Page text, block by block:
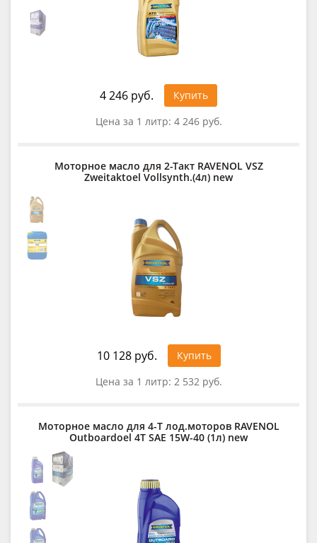
4 246 руб.
Купить
Цена за 1 литр: 4 246 руб.
Моторное масло для 2-Такт RAVENOL VSZ
Zweitaktoel Vollsynth.(4л) new
10 128 руб.
Купить
Цена за 1 литр: 2 532 руб.
Моторное масло для 4-T лод.моторов RAVENOL
Outboardoel 4T SAE 15W-40 (1л) new